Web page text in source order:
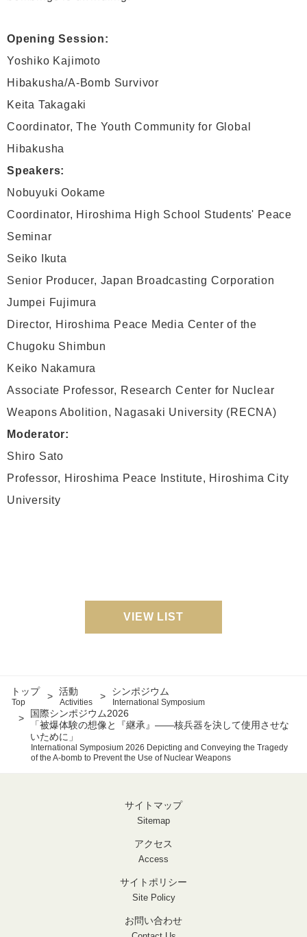
Opening Session:
Yoshiko Kajimoto
Hibakusha/A-Bomb Survivor
Keita Takagaki
Coordinator, The Youth Community for Global
Hibakusha
Speakers:
Nobuyuki Ookame
Coordinator, Hiroshima High School Students' Peace
Seminar
Seiko Ikuta
Senior Producer, Japan Broadcasting Corporation
Jumpei Fujimura
Director, Hiroshima Peace Media Center of the
Chugoku Shimbun
Keiko Nakamura
Associate Professor, Research Center for Nuclear
Weapons Abolition, Nagasaki University (RECNA)
Moderator:
Shiro Sato
Professor, Hiroshima Peace Institute, Hiroshima City
University
VIEW LIST
トップ
Top
活動
Activities
シンポジウム
International Symposium
国際シンポジウム2026
「被爆体験の想像と『継承』――核兵器を決して使用させな
いために」
International Symposium 2026 Depicting and Conveying the Tragedy
of the A-bomb to Prevent the Use of Nuclear Weapons
サイトマップ
Sitemap
アクセス
Access
サイトポリシー
Site Policy
お問い合わせ